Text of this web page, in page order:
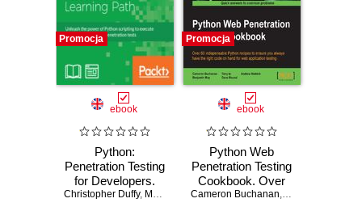
Promocja
ebook
Python:
Penetration Testing
for Developers.
Execute effective
Christopher Duffy, Mohit Raj ,Cameron Buchanan,Andrew Mabbitt
Promocja
ebook
Python Web
Penetration Testing
Cookbook. Over
60 indispensable
Cameron Buchanan, Terry Ip